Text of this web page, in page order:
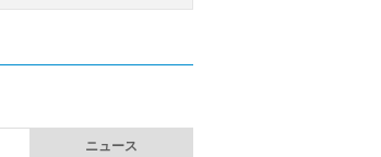
ニュース